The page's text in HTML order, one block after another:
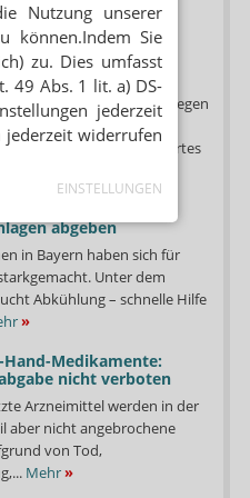
Nutzung unserer
können.Indem Sie
zu. Dies umfasst
49 Abs. 1 lit. a) DS-
jederzeit
jederzeit widerrufen
EINSTELLUNGEN
für Rx-Boni: GKV
an Gerichte
anhaltenden Verstöße gegen
fordert das
(BMG) ein hartes
Versender –...
abgeben
in Bayern haben sich für
Unter dem
Abkühlung – schnelle Hilfe
»
Hand-Medikamente:
nicht verboten
Arzneimittel werden in der
aber nicht angebrochene
von Tod,
Mehr»